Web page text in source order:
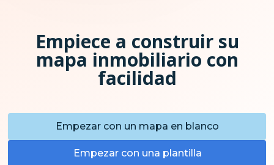
Empiece a construir su
mapa inmobiliario con
facilidad
Empezar con una plantilla
Empezar con un mapa en blanco